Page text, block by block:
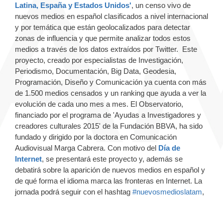
Latina, España y Estados Unidos', un censo vivo de
nuevos medios en español clasificados a nivel internacional
y por temática que están geolocalizados para detectar
zonas de influencia y que permite analizar todos estos
medios a través de los datos extraídos por Twitter. Este
proyecto, creado por especialistas de Investigación,
Periodismo, Documentación, Big Data, Geodesia,
Programación, Diseño y Comunicación ya cuenta con más
de 1.500 medios censados y un ranking que ayuda a ver la
evolución de cada uno mes a mes. El Observatorio,
financiado por el programa de 'Ayudas a Investigadores y
creadores culturales 2015' de la Fundación BBVA, ha sido
fundado y dirigido por la doctora en Comunicación
Audiovisual Marga Cabrera. Con motivo del Día de
Internet, se presentará este proyecto y, además se
debatirá sobre la aparición de nuevos medios en español y
de qué forma el idioma marca las fronteras en Internet. La
jornada podrá seguir con el hashtag #nuevosmedioslatam,